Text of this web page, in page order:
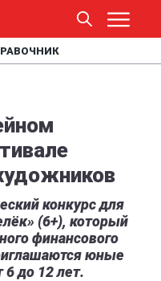
конкурс для
(6+), который
финансового
юные
6 до 12 лет.